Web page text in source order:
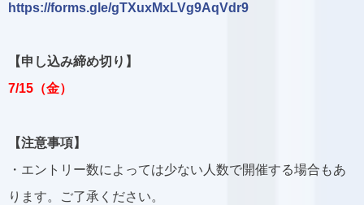
https://forms.gle/gTXuxMxLVg9AqVdr9
【申し込み締め切り】
7/15（金）
【注意事項】
・エントリー数によっては少ない人数で開催する場合もあ
ります。ご了承ください。